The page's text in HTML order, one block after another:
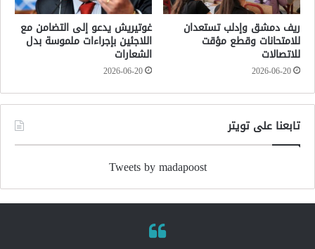
ريف دمشق وإدلب تستعدان
للامتحانات وقطع مؤقت
للاتصالات
2026-06-20
غوتيريش يدعو إلى التضامن مع
اللاجئين بإجراءات ملموسة بدل
الشعارات
2026-06-20
تابعنا على تويتر
Tweets by madapoost